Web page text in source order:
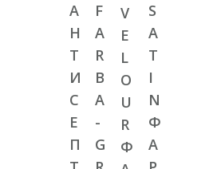
А
Н
Т
И
С
Е
П
F
A
R
B
A
-
G
V
E
L
O
U
R
Ф
S
A
T
I
N
Ф
А